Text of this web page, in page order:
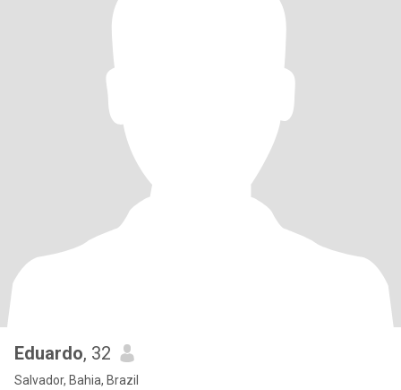
Eduardo, 32
Salvador, Bahia, Brazil